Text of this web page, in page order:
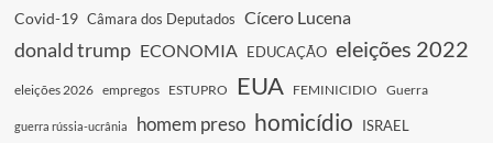
Covid-19 Câmara dos Deputados Cícero Lucena
donald trump ECONOMIA EDUCAÇÃO eleições 2022
eleições 2026 empregos ESTUPRO EUA FEMINICIDIO Guerra
guerra rússia-ucrânia homem preso homicídio ISRAEL